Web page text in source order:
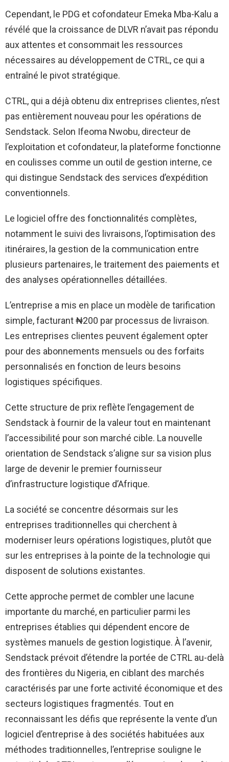
Cependant, le PDG et cofondateur Emeka Mba-Kalu a
révélé que la croissance de DLVR n’avait pas répondu
aux attentes et consommait les ressources
nécessaires au développement de CTRL, ce qui a
entraîné le pivot stratégique.
CTRL, qui a déjà obtenu dix entreprises clientes, n’est
pas entièrement nouveau pour les opérations de
Sendstack. Selon Ifeoma Nwobu, directeur de
l’exploitation et cofondateur, la plateforme fonctionne
en coulisses comme un outil de gestion interne, ce
qui distingue Sendstack des services d’expédition
conventionnels.
Le logiciel offre des fonctionnalités complètes,
notamment le suivi des livraisons, l’optimisation des
itinéraires, la gestion de la communication entre
plusieurs partenaires, le traitement des paiements et
des analyses opérationnelles détaillées.
L’entreprise a mis en place un modèle de tarification
simple, facturant ₦200 par processus de livraison.
Les entreprises clientes peuvent également opter
pour des abonnements mensuels ou des forfaits
personnalisés en fonction de leurs besoins
logistiques spécifiques.
Cette structure de prix reflète l’engagement de
Sendstack à fournir de la valeur tout en maintenant
l’accessibilité pour son marché cible. La nouvelle
orientation de Sendstack s’aligne sur sa vision plus
large de devenir le premier fournisseur
d’infrastructure logistique d’Afrique.
La société se concentre désormais sur les
entreprises traditionnelles qui cherchent à
moderniser leurs opérations logistiques, plutôt que
sur les entreprises à la pointe de la technologie qui
disposent de solutions existantes.
Cette approche permet de combler une lacune
importante du marché, en particulier parmi les
entreprises établies qui dépendent encore de
systèmes manuels de gestion logistique. À l’avenir,
Sendstack prévoit d’étendre la portée de CTRL au-delà
des frontières du Nigeria, en ciblant des marchés
caractérisés par une forte activité économique et des
secteurs logistiques fragmentés. Tout en
reconnaissant les défis que représente la vente d’un
logiciel d’entreprise à des sociétés habituées aux
méthodes traditionnelles, l’entreprise souligne le